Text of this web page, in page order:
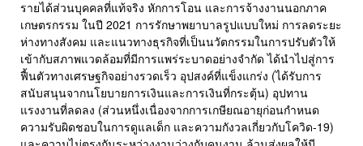
รายได้ส่วนบุคคลที่แท้จริง หักการโอน และการจ้างงานนอกภาค
เกษตรกรรม ในปี 2021 การรักษาพยาบาลรูปแบบใหม่ การลดระยะ
ห่างทางสังคม และแนวทางธุรกิจที่เป็นนวัตกรรมในการปรับตัวให้
เข้ากับสภาพแวดล้อมที่มีการแพร่ระบาดอย่างจำกัด ได้นำไปสู่การ
ฟื้นตัวทางเศรษฐกิจอย่างรวดเร็ว อุปสงค์ที่แข็งแกร่ง (ได้รับการ
สนับสนุนจากนโยบายการเงินและการเงินที่กระตุ้น) อุปทาน
แรงงานที่ลดลง (ส่วนหนึ่งเนื่องจากการเกษียณอายุก่อนกำหนด
ความรับผิดชอบในการดูแลเด็ก และความกังวลเกี่ยวกับโควิด-19)